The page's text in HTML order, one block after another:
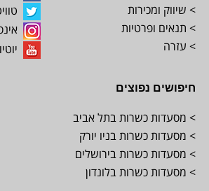
> שיווק ומכירות
> תנאים ופרטיות
> עזרה
חיפושים נפוצים
> מסעדות כשרות בתל אביב
> מסעדות כשרות בניו יורק
> מסעדות כשרות בירושלים
> מסעדות כשרות בלונדון